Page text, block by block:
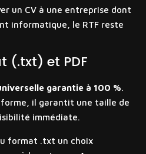
un CV à une entreprise dont
informatique, le RTF reste
(.txt) et PDF
garantie à 100 %.
il garantit une taille de
immédiate.
format .txt un choix